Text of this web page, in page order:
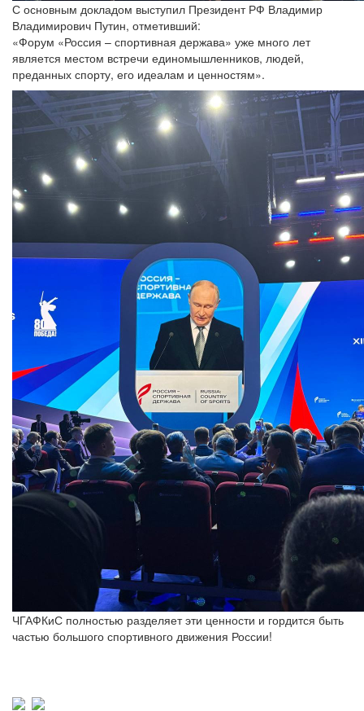
С основным докладом выступил Президент РФ Владимир
Владимирович Путин, отметивший:
«Форум «Россия – спортивная держава» уже много лет
является местом встречи единомышленников, людей,
преданных спорту, его идеалам и ценностям».
ЧГАФКиС полностью разделяет эти ценности и гордится быть
частью большого спортивного движения России!